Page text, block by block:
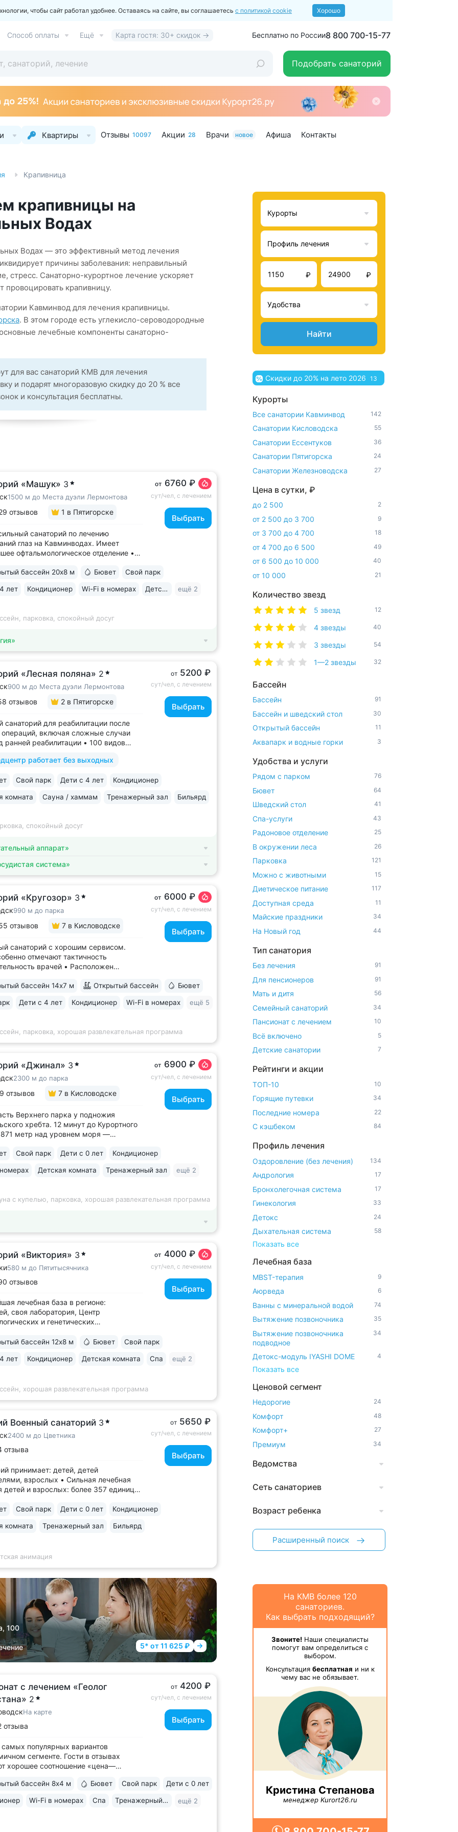
чтобы сайт работал удобнее. Оставаясь на сайте, вы соглашаетесь с политикой cookie Хорошо
Способ оплаты Ещё Карта гостя: 30+ скидок → Бесплатно по России8 800 700-15-77
Подобрать санаторий
Квартиры Отзывы 10097 Акции 28 Врачи новое Афиша Контакты
Крапивница
крапивницы на
Водах
Водах — это эффективный метод лечения
причины заболевания: неправильный
стресс. Санаторно-курортное лечение ускоряет
крапивницу.
Кавминвод для лечения крапивницы.
. В этом городе есть углекисло-сероводородные
лечебные компоненты санаторно-
для вас санаторий КМВ для лечения
и подарят многоразовую скидку до 20 % все
и консультация бесплатны.
«Машук» 3
1500 м до Места дуэли Лермонтова
отзывов 1 в Пятигорске
санаторий по лечению
глаз на Кавминводах. Имеет
офтальмологическое отделение •
доступности: Место дуэли Лермонтова,
вокруг Машука. В 5 минутах ж/д
от 6760 ₽
сут/чел, с лечением
Выбрать
бассейн 20х8 м Бювет Свой парк
лет Кондиционер Wi-Fi в номерах Детская комната ещё 2
парковка, спокойный досуг
«Лесная поляна» 2
900 м до Места дуэли Лермонтова
отзывов 2 в Пятигорске
санаторий для реабилитации после
включая сложные случаи
ранней реабилитации • 100 видов
медуслуг и процедур • Доступная
в столовой • Расположен...
работает без выходных
от 5200 ₽
сут/чел, с лечением
Выбрать
Свой парк Дети с 4 лет Кондиционер
комната Сауна / хаммам Тренажерный зал Бильярд
спокойный досуг
аппарат»
система»
«Кругозор» 3
990 м до парка
отзывов 7 в Кисловодске
санаторий с хорошим сервисом.
отмечают тактичность
врачей • Расположен
старых курортных дач. 10–17
парк • Территория 3,2 га
от 6000 ₽
сут/чел, с лечением
Выбрать
бассейн 14х7 м Открытый бассейн Бювет
Дети с 4 лет Кондиционер Wi-Fi в номерах ещё 5
парковка, хорошая развлекательная программа
«Джинал» 3
2300 м до парка
отзывов 7 в Кисловодске
Верхнего парка у подножия
хребта. 12 минут до Курортного
871 метр над уровнем моря ­—
тишина и уединение. На территории
Кисловодска • Собственный бювет...
от 6900 ₽
сут/чел, с лечением
Выбрать
Свой парк Дети с 0 лет Кондиционер
Детская комната Тренажерный зал ещё 2
с купелью, парковка, хорошая развлекательная программа
«Виктория» 3
580 м до Пятитысячника
отзывов
лечебная база в регионе:
своя лаборатория, Центр
и генетических
• Расположен напротив Парка Победы
им. Семашко и Курортного
от 4000 ₽
сут/чел, с лечением
Выбрать
бассейн 12х8 м Бювет Свой парк
лет Кондиционер Детская комната Спа ещё 2
хорошая развлекательная программа
Военный санаторий 3
2400 м до Цветника
отзыва
принимает: детей, детей
взрослых • Сильная лечебная
детей и взрослых: более 357 единиц
программы лечения и реабилитации •
отдыха — 2023» • Уединенное
от 5650 ₽
сут/чел, с лечением
Выбрать
Свой парк Дети с 0 лет Кондиционер
комната Тренажерный зал Бильярд
анимация
100
5* от 11 625 ₽
с лечением «Геолог
2
На карте
отзыва
популярных вариантов
сегменте. Гости в отзывах
хорошее соотношение «цена—
горы Бештау. Тишина и покой.
беседками, чистым воздухом,
от 4200 ₽
сут/чел, с лечением
Выбрать
бассейн 8х4 м Бювет Свой парк Дети с 0 лет
Wi-Fi в номерах Спа Тренажерный зал ещё 2
Курорты
Профиль лечения
₽ ₽
Удобства
Найти
Скидки до 20% на лето 2026 13
Курорты
Все санатории Кавминвод 142
Санатории Кисловодска 55
Санатории Ессентуков 36
Санатории Пятигорска 24
Санатории Железноводска 27
Цена в сутки, ₽
до 2 500 2
от 2 500 до 3 700 9
от 3 700 до 4 700 18
от 4 700 до 6 500 49
от 6 500 до 10 000 40
от 10 000 21
Количество звезд
5 звезд 12
4 звезды 40
3 звезды 54
1—2 звезды 32
Бассейн
Бассейн 91
Бассейн и шведский стол 30
Открытый бассейн 11
Аквапарк и водные горки 3
Удобства и услуги
Рядом с парком 76
Бювет 64
Шведский стол 41
Спа-услуги 43
Радоновое отделение 25
В окружении леса 26
Парковка 121
Можно с животными 15
Диетическое питание 117
Доступная среда 11
Майские праздники 34
На Новый год 44
Тип санатория
Без лечения 91
Для пенсионеров 91
Мать и дитя 56
Семейный санаторий 34
Пансионат с лечением 10
Всё включено 5
Детские санатории 7
Рейтинги и акции
ТОП-10 10
Горящие путевки 34
Последние номера 22
С кэшбеком 84
Профиль лечения
Оздоровление (без лечения) 134
Андрология 17
Бронхолегочная система 17
Гинекология 33
Детокс 24
Дыхательная система 58
Показать все
Лечебная база
MBST-терапия 9
Аюрведа 6
Ванны с минеральной водой 74
Вытяжение позвоночника 35
Вытяжение позвоночника
подводное
34
Детокс-модуль IYASHI DOME 4
Показать все
Ценовой сегмент
Недорогие 24
Комфорт 48
Комфорт+ 27
Премиум 34
Ведомства
Сеть санаториев
Возраст ребенка
Расширенный поиск
На КМВ более 120
санаториев.
Как выбрать подходящий?
Звоните! Наши специалисты
помогут вам определиться с
выбором.
Консультация бесплатная и ни к
чему вас не обязывает.
Кристина Степанова
менеджер Kurort26.ru